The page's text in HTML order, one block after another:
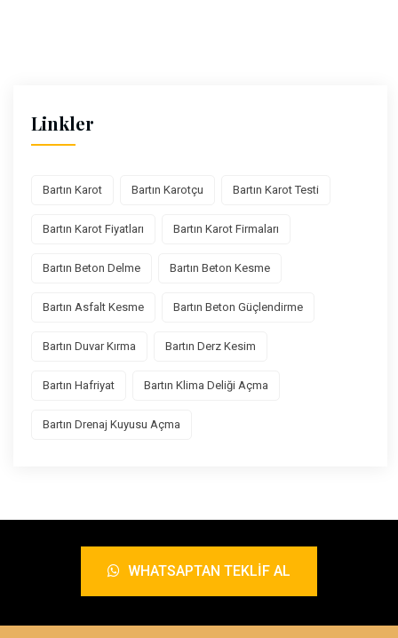
Linkler
Bartın Karot Bartın Karotçu Bartın Karot Testi
Bartın Karot Fiyatları Bartın Karot Firmaları
Bartın Beton Delme Bartın Beton Kesme
Bartın Asfalt Kesme Bartın Beton Güçlendirme
Bartın Duvar Kırma Bartın Derz Kesim
Bartın Hafriyat Bartın Klima Deliği Açma
Bartın Drenaj Kuyusu Açma
WHATSAPTAN TEKLIF AL